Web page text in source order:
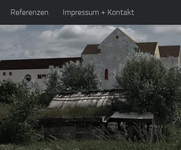
Referenzen Impressum + Kontakt